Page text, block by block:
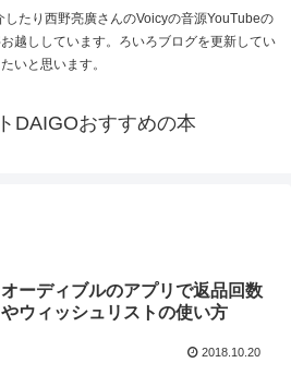
したり西野亮廣さんのVoicyの音源YouTubeの
越ししています。ろいろブログを更新してい
いと思います。
DAIGOおすすめの本
オーディブルのアプリで返品回数
やウィッシュリストの使い方
2018.10.20